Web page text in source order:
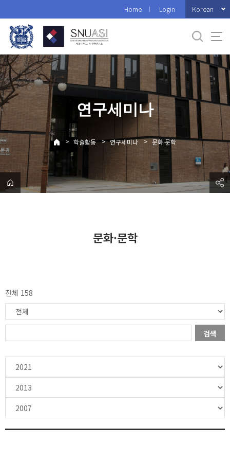
로
메
뉴
Home Login Korean
연구세미나
> 학술활동 > 연구세미나 > 문화·문학
문화·문학
전체 158
검색